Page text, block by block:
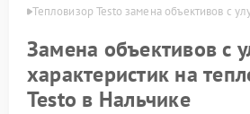
Тепловизор Testo замена объективов с
Замена объективов с
характеристик на
Testo в Нальчике